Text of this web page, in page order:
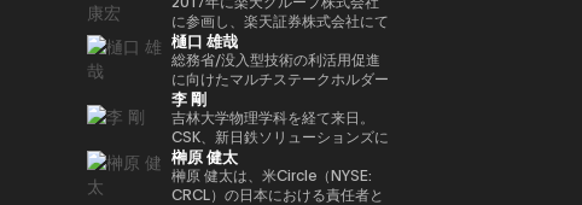
頭にはこの分野において初の投資
家向け優遇認定（Investor
Decree）を受けている。
向け意欲的に活動中。
イーサリアムレイヤー2ブロック
チェーン「Soneium（ソニュー
ム）」が挙げられる。この取り組
みは、日本のブロックチェーン技
術を、コンシューマー向けエンタ
ーテインメント、AI、そしてマス
アダプション（大衆への普及）が
交差する領域へと位置づけるもの
である。 トークン化されたデジ
タル資産や金融領域においては、
活躍しており、特に Zynga の共
同創業者として広く知られていま
す。2021年には Business
Insider により「Top 100 Seed
Investors」の一人に選出されま
した。
共同創業した株式会社フィナンシ
ェの代表取締役CEOに就任。著
書に『メタバースとWeb3』（エ
ムディエヌコーポレーション）が
ある。
培い、グローバルな視点で業界の
発展を牽引してきました。ブロッ
クチェーン技術を通じて「信頼」
と「価値」の概念を再定義し、次
世代の金融イノベーションを創出
することを使命としています。
現在はシンガポールを拠点に
EMURGOを率い、グローバルな
金融バリューチェーンの構築を推
進するとともに、テクノロジーお
Innovation Fundに関わり、主に
スポーツ、エンタメ、XR、
Web3領域での出資やアライアン
スを担当。 2025年4月より現
職。
に参画し、楽天証券株式会社にて
IT本部部長、フィンテック本部副
本部長を経て2018年9月より現
職。現在、国内暗号資産業界全体
のセキュリティレベル向上に貢献
するため、多岐にわたる施策を推
進中。JPCrypto-ISAC 代表理
事、JCBAセキュリティ・システ
ム部会長。東京工業大学大学院卒
業。
樋口 雄哉
総務省/没入型技術の利活用促進
に向けたマルチステークホルダー
連携会合構成員大学卒業後カード
会社に就職。2006年にヤフーに
転職し、メディアや広告領域の事
業戦略策定、決済/銀行サービス
責任者を経験。 ジャパンネット
銀行（現PayPay銀行）に出向
李 剛
吉林大学物理学科を経て来日。
CSK、新日鉄ソリューションズに
てCiscoネットワークの設計・構
築を担当する。2009年ネットス
ターズを創業、代表取締役社長
榊原 健太
榊原 健太は、米Circle（NYSE:
CRCL）の日本における責任者と